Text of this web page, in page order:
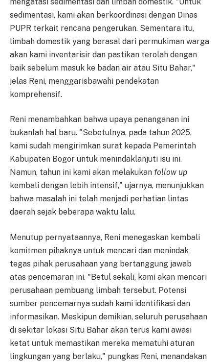
sedimentasi, kami akan berkoordinasi dengan Dinas
PUPR terkait rencana pengerukan. Sementara itu,
limbah domestik yang berasal dari permukiman warga
akan kami inventarisir dan pastikan terolah dengan
baik sebelum masuk ke badan air atau Situ Bahar,"
jelas Reni, menggarisbawahi pendekatan
komprehensif.
Reni menambahkan bahwa upaya penanganan ini
bukanlah hal baru. "Sebetulnya, pada tahun 2025,
kami sudah mengirimkan surat kepada Pemerintah
Kabupaten Bogor untuk menindaklanjuti isu ini.
Namun, tahun ini kami akan melakukan follow up
kembali dengan lebih intensif," ujarnya, menunjukkan
bahwa masalah ini telah menjadi perhatian lintas
daerah sejak beberapa waktu lalu.
Menutup pernyataannya, Reni menegaskan kembali
komitmen pihaknya untuk mencari dan menindak
tegas pihak perusahaan yang bertanggung jawab
atas pencemaran ini. "Betul sekali, kami akan mencari
perusahaan pembuang limbah tersebut. Potensi
sumber pencemarnya sudah kami identifikasi dan
informasikan. Meskipun demikian, seluruh perusahaan
di sekitar lokasi Situ Bahar akan terus kami awasi
ketat untuk memastikan mereka mematuhi aturan
lingkungan yang berlaku," pungkas Reni, menandakan